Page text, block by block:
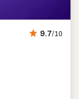
9.7/10